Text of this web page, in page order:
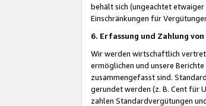
behält sich (ungeachtet
Einschränkungen für
6. Erfassung und Zahlung
Wir werden wirtschaftlich
ermöglichen und unsere
zusammengefasst sind.
gerundet werden (z. B. Cent für
zahlen Standardvergütungen